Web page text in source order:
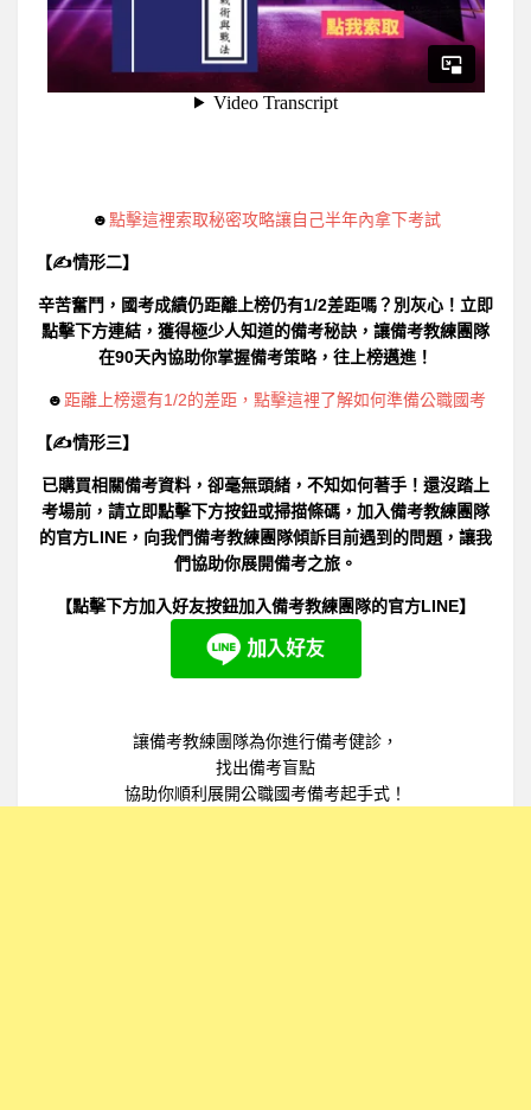
☻點擊這裡索取秘密攻略讓自己半年內拿下考試
【✍情形二】
辛苦奮鬥，國考成績仍距離上榜仍有1/2差距嗎？別灰心！立即
點擊下方連結，獲得極少人知道的備考秘訣，讓備考教練團隊
在90天內協助你掌握備考策略，往上榜邁進！
☻ 距離上榜還有1/2的差距，點擊這裡了解如何準備公職國考
【✍情形三】
已購買相關備考資料，卻毫無頭緒，不知如何著手！還沒踏上
考場前，請立即點擊下方按鈕或掃描條碼，加入備考教練團隊
的官方LINE，向我們備考教練團隊傾訴目前遇到的問題，讓我
們協助你展開備考之旅。
【點擊下方加入好友按鈕加入備考教練團隊的官方LINE】
讓備考教練團隊為你進行備考健診，
找出備考盲點
協助你順利展開公職國考備考起手式！